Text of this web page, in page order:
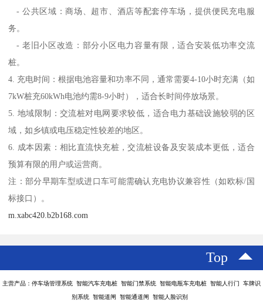
- 公共区域：商场、超市、酒店等配套停车场，提供便民充电服
务。
- 老旧小区改造：部分小区电力容量有限，适合安装低功率交流
桩。
4. 充电时间：根据电池容量和功率不同，通常需要4-10小时充满（如
7kW桩充60kWh电池约需8-9小时），适合长时间停放场景。
5. 地域限制：交流桩对电网要求较低，适合电力基础设施较弱的区
域，如乡镇或电压稳定性较差的地区。
6. 成本因素：相比直流快充桩，交流桩设备及安装成本更低，适合
预算有限的用户或运营商。
注：部分早期车型或进口车可能需确认充电协议兼容性（如欧标/国
标接口）。
m.xabc420.b2b168.com
Top
主营产品：停车场管理系统 智能汽车充电桩 智能门禁系统 智能电瓶车充电桩 智能人行门 车牌识
别系统 智能道闸 智能通道闸 智能人脸识别